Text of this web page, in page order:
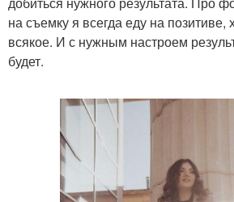
на съемку я всегда еду на позитиве,
всякое. И с нужным настроем
будет.